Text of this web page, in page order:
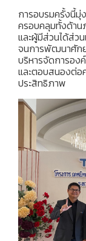
การอบรมครั้งนี้มุ่
ครอบคลุมทั้งด้าน
และผู้มีส่วนได้ส่ว
จนการพัฒนาศัก
บริหารจัดการอง
และตอบสนองต่อ
ประสิทธิภาพ